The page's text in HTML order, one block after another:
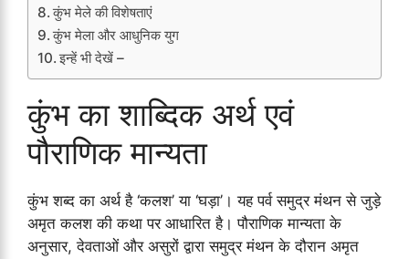
कुंभ मेले की विशेषताएं
कुंभ मेला और आधुनिक युग
इन्हें भी देखें –
कुंभ का शाब्दिक अर्थ एवं
पौराणिक मान्यता
कुंभ शब्द का अर्थ है ‘कलश’ या ‘घड़ा’। यह पर्व समुद्र मंथन से जुड़े
अमृत कलश की कथा पर आधारित है। पौराणिक मान्यता के
अनुसार, देवताओं और असुरों द्वारा समुद्र मंथन के दौरान अमृत